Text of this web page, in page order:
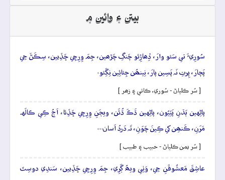
بيتن ۽ وائين ۾
سُورِيءَ تي سَئو وارَ، ڏِھاڙِئو چَنگِ چَڙھين، جِمَ وِرِچِي ڇَڏِيين، سِڪَڻَ جِي
پَچارَ، پِرتِ نَہ پَسِين پارَ، نِينھُن جِئائِين نِڱِئو.
[ سُر ڪلياڻ - سُوري، ڪاتي ۽ زھر ]
پاڻِهين ٻَڌنِ پَٽِيُون، پاڻِهين ڌَڪَ ڌُئَن، ويڄَنِ وِرِچِي ڇَڏِئا، اَڄُ ڪِي ڪالَهہ
مَرَنِ، ڪَنھِن کي ڪِينَ چَوَنِ، تَہ دَردُ اَسان…
[ سُر يمن ڪلياڻ - حبيب ۽ طبيب ]
عاشِقَ مَعشُوقَنِ جِي، وَٺِي ويھُ ڳَرِي، جِمَ وِرِچِي ڇَڏِيين، سَندِي دوسِتَ